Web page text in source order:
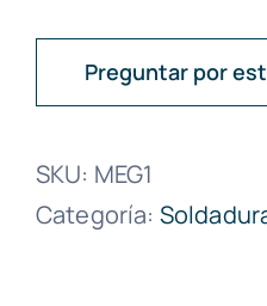
Preguntar por
SKU: MEG1
Categoría: